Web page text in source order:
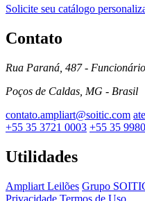
Solicite seu catálogo
Contato
Rua Paraná, 487 -
Poços de Caldas, MG - Brasil
contato.ampliart@soitic.com
+55 35 3721 0003 +55 35
Utilidades
Ampliart Leilões Grupo
Privacidade Termos de Uso